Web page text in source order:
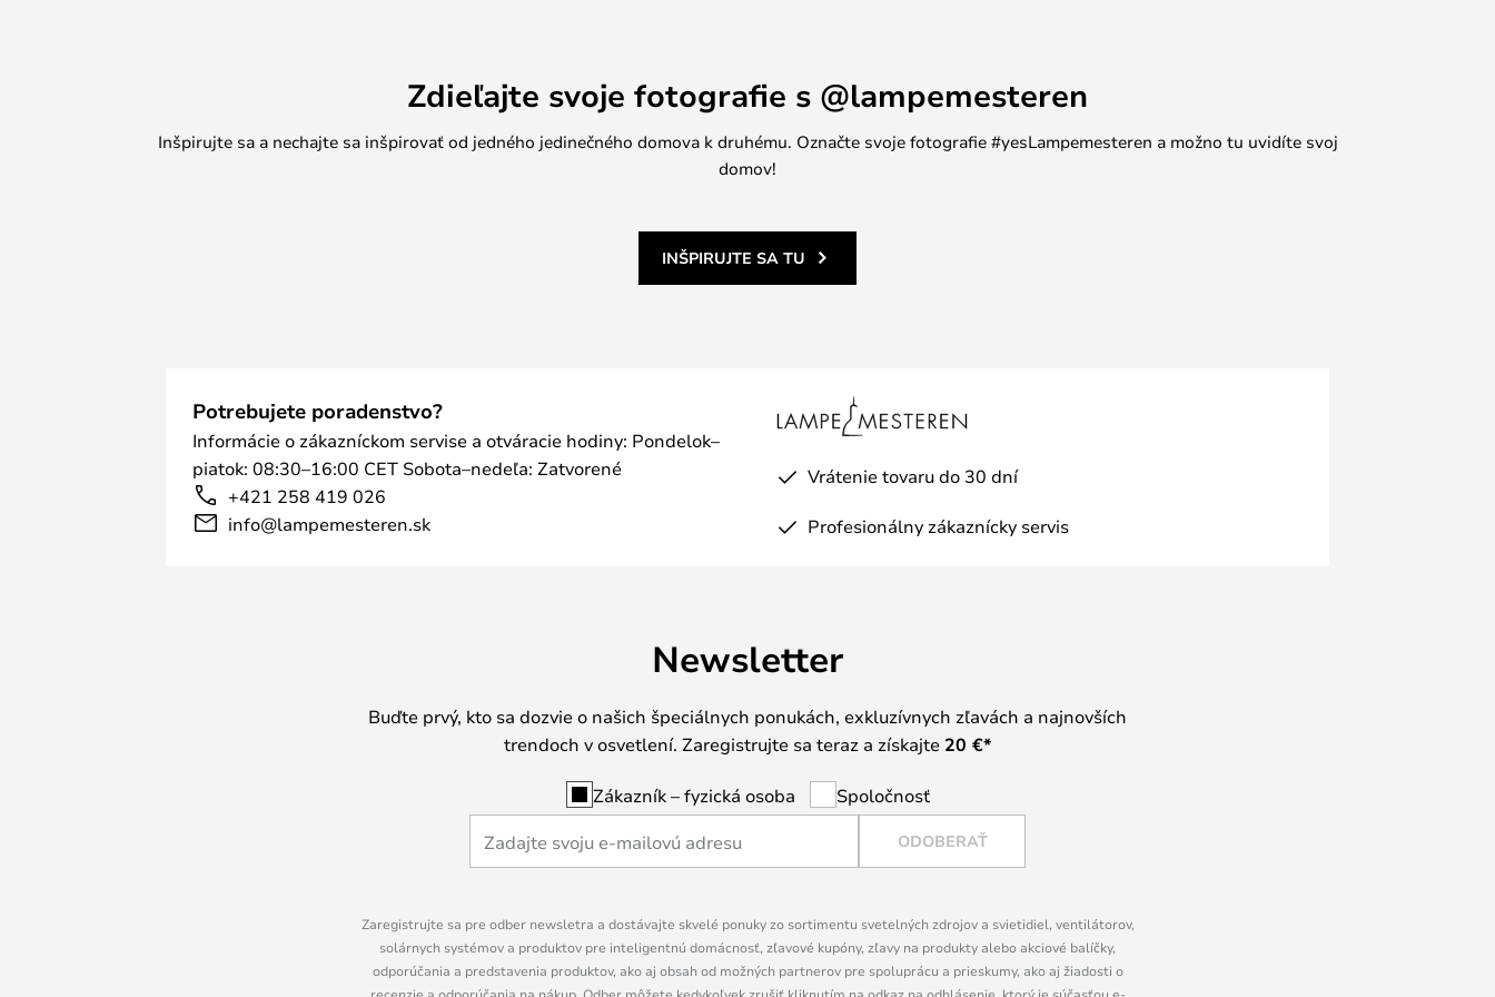
Zdieľajte svoje fotografie s @lampemesteren
Inšpirujte sa a nechajte sa inšpirovať od jedného jedinečného domova k druhému. Označte svoje fotografie #yesLampemesteren a možno tu uvidíte svoj
domov!
INŠPIRUJTE SA TU
Potrebujete poradenstvo?
Informácie o zákazníckom servise a otváracie hodiny: Pondelok–
piatok: 08:30–16:00 CET Sobota–nedeľa: Zatvorené
+421 258 419 026
info@lampemesteren.sk
Vrátenie tovaru do 30 dní
Profesionálny zákaznícky servis
Newsletter
Buďte prvý, kto sa dozvie o našich špeciálnych ponukách, exkluzívnych zľavách a najnovších
trendoch v osvetlení. Zaregistrujte sa teraz a získajte 20 €*
Zákazník – fyzická osoba Spoločnosť
ODOBERAŤ
Zaregistrujte sa pre odber newsletra a dostávajte skvelé ponuky zo sortimentu svetelných zdrojov a svietidiel, ventilátorov,
solárnych systémov a produktov pre inteligentnú domácnosť, zľavové kupóny, zľavy na produkty alebo akciové balíčky,
odporúčania a predstavenia produktov, ako aj obsah od možných partnerov pre spoluprácu a prieskumy, ako aj žiadosti o